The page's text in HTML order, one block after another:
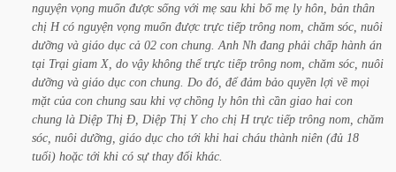
nguyện vọng muốn được sống với mẹ sau khi bố mẹ ly hôn, bản thân
chị H có nguyện vọng muốn được trực tiếp trông nom, chăm sóc, nuôi
dưỡng và giáo dục cả 02 con chung. Anh Nh đang phải chấp hành án
tại Trại giam X, do vậy không thể trực tiếp trông nom, chăm sóc, nuôi
dưỡng và giáo dục con chung. Do đó, để đảm bảo quyền lợi về mọi
mặt của con chung sau khi vợ chồng ly hôn thì cần giao hai con
chung là Diệp Thị Đ, Diệp Thị Y cho chị H trực tiếp trông nom, chăm
sóc, nuôi dưỡng, giáo dục cho tới khi hai cháu thành niên (đủ 18
tuổi) hoặc tới khi có sự thay đổi khác.